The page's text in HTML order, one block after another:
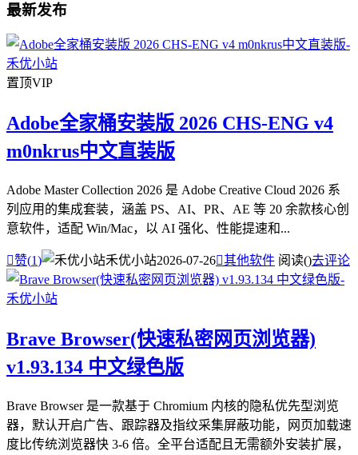
最新发布
置顶VIP
Adobe全家桶安装版 2026 CHS-ENG v4
m0nkrus中文直装版
Adobe Master Collection 2026 是 Adobe Creative Cloud 2026 系
列应用的集成套装，涵盖 PS、AI、PR、AE 等 20 余款核心创
意软件，适配 Win/Mac，以 AI 强化、性能提速和...
赞(1) 禾优小站2026-07-26其他软件 阅读()去评论
Brave Browser(快速私密网页浏览器)
v1.93.134 中文绿色版
Brave Browser 是一款基于 Chromium 内核的隐私优先型浏览
器，默认开启广告、跟踪器及指纹采集屏蔽功能，网页加载速
度比传统浏览器快 3-6 倍。全平台适配且无需额外安装扩展，